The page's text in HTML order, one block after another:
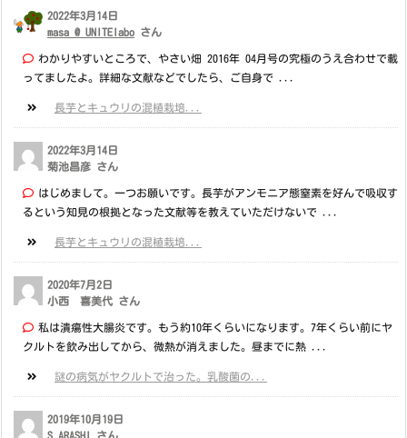
2022年3月14日
masa @ UNITElabo さん
わかりやすいところで、やさい畑 2016年 04月号の究極のうえ合わせで載
ってましたよ。詳細な文献などでしたら、ご自身で ...
長芋とキュウリの混植栽培...
2022年3月14日
菊池昌彦 さん
はじめまして。一つお願いです。長芋がアンモニア態窒素を好んで吸収す
るという知見の根拠となった文献等を教えていただけないで ...
長芋とキュウリの混植栽培...
2020年7月2日
小西 喜美代 さん
私は潰瘍性大腸炎です。もう約10年くらいになります。7年くらい前にヤ
クルトを飲み出してから、微熱が消えました。昼までに熱 ...
謎の病気がヤクルトで治った。乳酸菌の...
2019年10月19日
S ARASHI さん